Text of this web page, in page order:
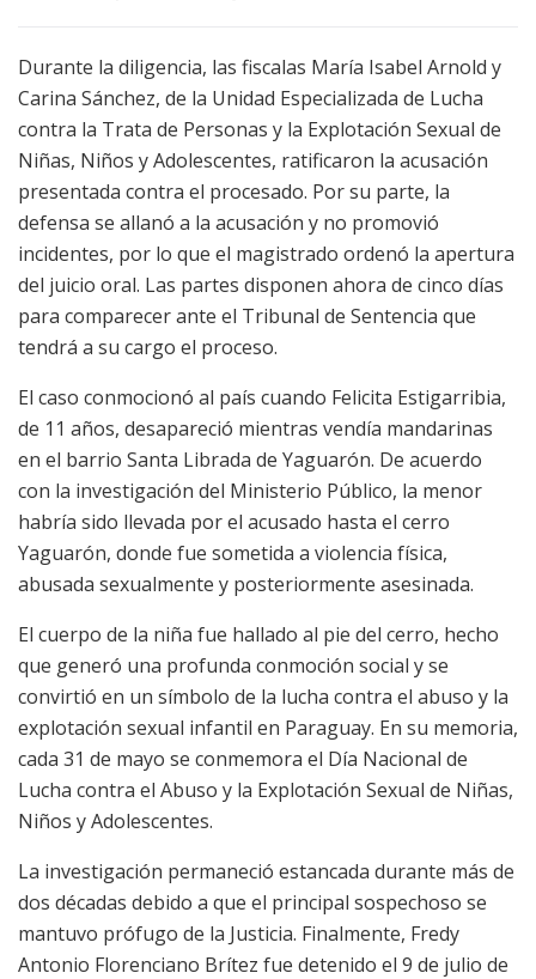
Durante la diligencia, las fiscalas María Isabel Arnold y
Carina Sánchez, de la Unidad Especializada de Lucha
contra la Trata de Personas y la Explotación Sexual de
Niñas, Niños y Adolescentes, ratificaron la acusación
presentada contra el procesado. Por su parte, la
defensa se allanó a la acusación y no promovió
incidentes, por lo que el magistrado ordenó la apertura
del juicio oral. Las partes disponen ahora de cinco días
para comparecer ante el Tribunal de Sentencia que
tendrá a su cargo el proceso.
El caso conmocionó al país cuando Felicita Estigarribia,
de 11 años, desapareció mientras vendía mandarinas
en el barrio Santa Librada de Yaguarón. De acuerdo
con la investigación del Ministerio Público, la menor
habría sido llevada por el acusado hasta el cerro
Yaguarón, donde fue sometida a violencia física,
abusada sexualmente y posteriormente asesinada.
El cuerpo de la niña fue hallado al pie del cerro, hecho
que generó una profunda conmoción social y se
convirtió en un símbolo de la lucha contra el abuso y la
explotación sexual infantil en Paraguay. En su memoria,
cada 31 de mayo se conmemora el Día Nacional de
Lucha contra el Abuso y la Explotación Sexual de Niñas,
Niños y Adolescentes.
La investigación permaneció estancada durante más de
dos décadas debido a que el principal sospechoso se
mantuvo prófugo de la Justicia. Finalmente, Fredy
Antonio Florenciano Brítez fue detenido el 9 de julio de